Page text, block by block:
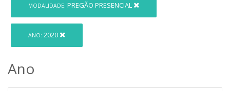
MODALIDADE: PREGÃO PRESENCIAL
ANO: 2020
Ano